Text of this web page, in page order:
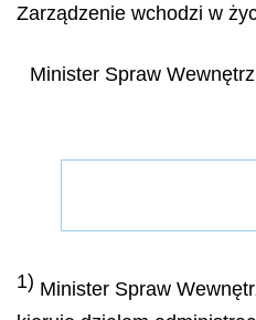
Zarządzenie wchodzi w
Minister Spraw
1) Minister Spraw